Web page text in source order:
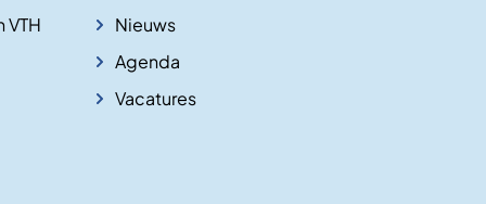
Nieuws
Agenda
Vacatures